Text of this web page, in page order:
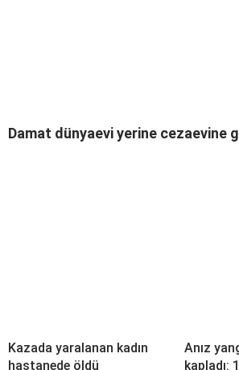
Damat dünyaevi yerine cezaevine
Kazada yaralanan kadın
hastanede öldü
Anız
kapladı: